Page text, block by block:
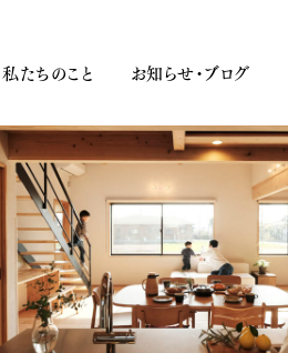
私たちのこと お知らせ・ブログ